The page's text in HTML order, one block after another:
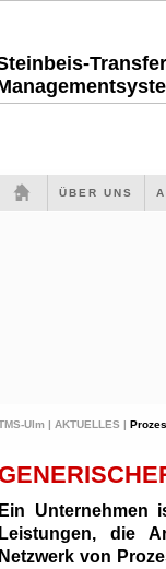
ÜBER UNS
Ulm | AKTUELLES |
Ein Unternehmen
Leistungen, die
Netzwerk von